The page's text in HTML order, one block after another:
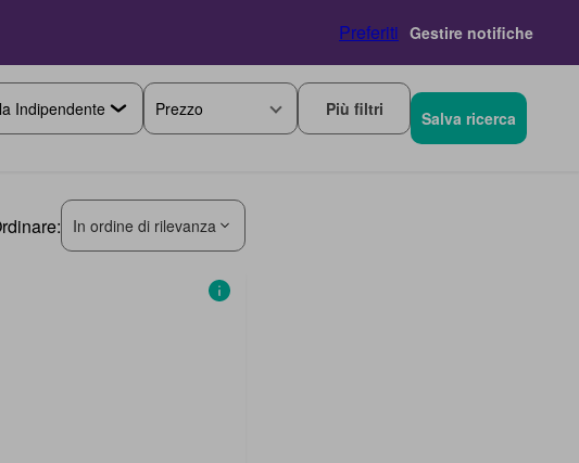
Preferiti Gestire notifiche
Prezzo Più filtri Salva ricerca
In ordine di rilevanza